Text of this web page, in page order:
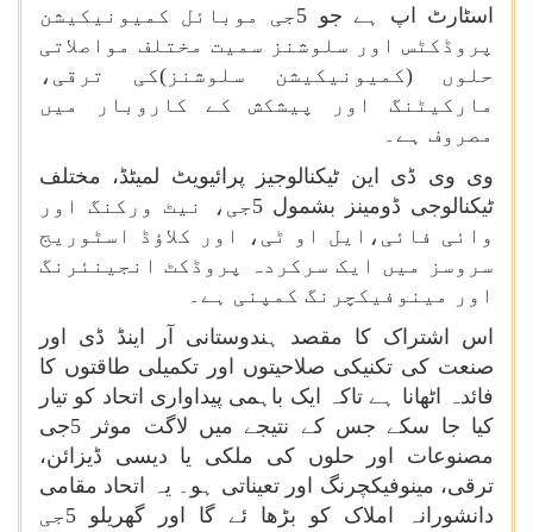
اسٹارٹ اپ ہے جو 5جی موبائل کمیونیکیشن
پروڈکٹس اور سلوشنز سمیت مختلف مواصلاتی
حلوں (کمیونیکیشن سلوشنز)کی ترقی،
مارکیٹنگ اور پیشکش کے کاروبار میں
مصروف ہے۔
وی وی ڈی این ٹیکنالوجیز پرائیویٹ لمیٹڈ، مختلف
ٹیکنالوجی ڈومینز بشمول 5جی، نیٹ ورکنگ اور
وائی فائی،ایل او ٹی، اور کلاؤڈ اسٹوریج
سروسز میں ایک سرکردہ پروڈکٹ انجینئرنگ
اور مینوفیکچرنگ کمپنی ہے۔
اس اشتراک کا مقصد ہندوستانی آر اینڈ ڈی اور
صنعت کی تکنیکی صلاحیتوں اور تکمیلی طاقتوں کا
فائدہ اٹھانا ہے تاکہ ایک باہمی پیداواری اتحاد کو تیار
کیا جا سکے جس کے نتیجے میں لاگت موثر 5جی
مصنوعات اور حلوں کی ملکی یا دیسی ڈیزائن،
ترقی، مینوفیکچرنگ اور تعیناتی ہو۔ یہ اتحاد مقامی
دانشورانہ املاک کو بڑھا ئے گا اور گھریلو 5جی